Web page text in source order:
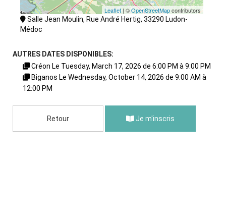
Leaflet | ©OpenStreetMapcontributors
Médoc
AUTRES DATES DISPONIBLES:
Créon Le Tuesday, March 17, 2026 de 6:00 PM à 9:00 PM
12:00 PM
Retour Je m'inscris